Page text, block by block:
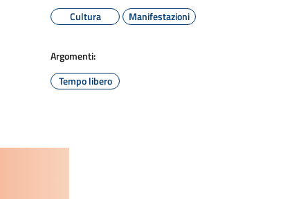
Cultura
Manifestazioni
Argomenti:
Tempo libero